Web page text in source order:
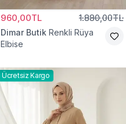
960,00TL 1.880,00TL
Dimar Butik Renkli Rüya
Elbise
Ücretsiz Kargo